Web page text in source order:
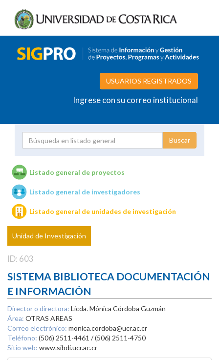
USUARIOS REGISTRADOS
Ingrese con su correo institucional
Unidades de investigación
Listado general de proyectos
Listado general de investigadores
Listado general de unidades de investigación
Unidad de Investigación
ID: 603
SISTEMA BIBLIOTECA DOCUMENTACIÓN
E INFORMACIÓN
Director o directora: Licda. Mónica Córdoba Guzmán
Área: OTRAS AREAS
Correo electrónico: monica.cordoba@ucr.ac.cr
Teléfono: (506) 2511-4461 / (506) 2511-4750
Sitio web: www.sibdi.ucr.ac.cr